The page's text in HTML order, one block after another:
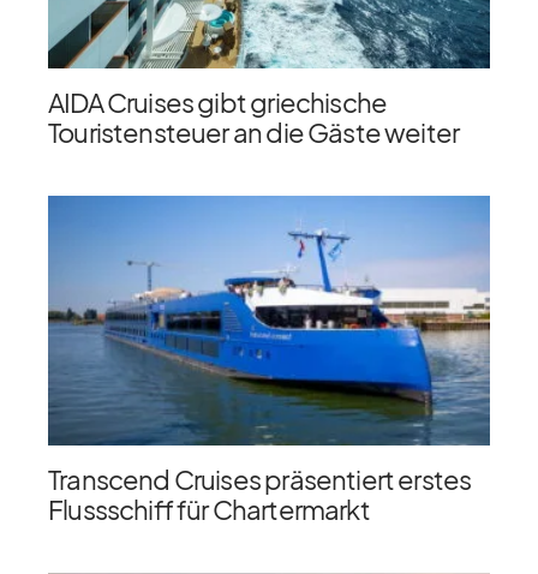
AIDA Cruises gibt griechische
Touristensteuer an die Gäste weiter
Transcend Cruises präsentiert erstes
Flussschiff für Chartermarkt